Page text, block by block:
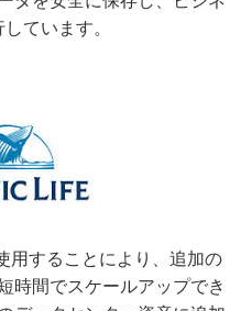
ています。
用することにより、追加の
時間でスケールアップでき